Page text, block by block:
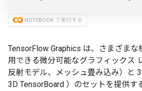
NOTEBOOK で実行する
TensorFlow Graphics は、さまざまな
用できる微分可能なグラフィックス
反射モデル、メッシュ畳み込み）と
3D TensorBoard ）のセットを提供す